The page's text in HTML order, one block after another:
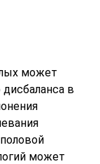
может
в
может